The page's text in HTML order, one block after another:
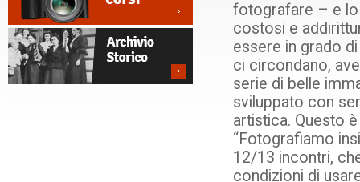
fotografare – e
costosi e
essere in grado
ci circondano,
serie di belle
sviluppato con
artistica. Questo
“Fotografiamo
12/13 incontri,
condizioni di